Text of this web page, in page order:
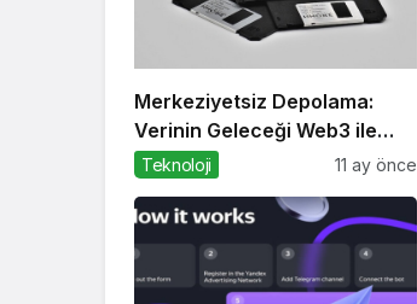
Merkeziyetsiz Depolama:
Verinin Geleceği Web3 ile
Şekilleniyor
Teknoloji 11 ay önce